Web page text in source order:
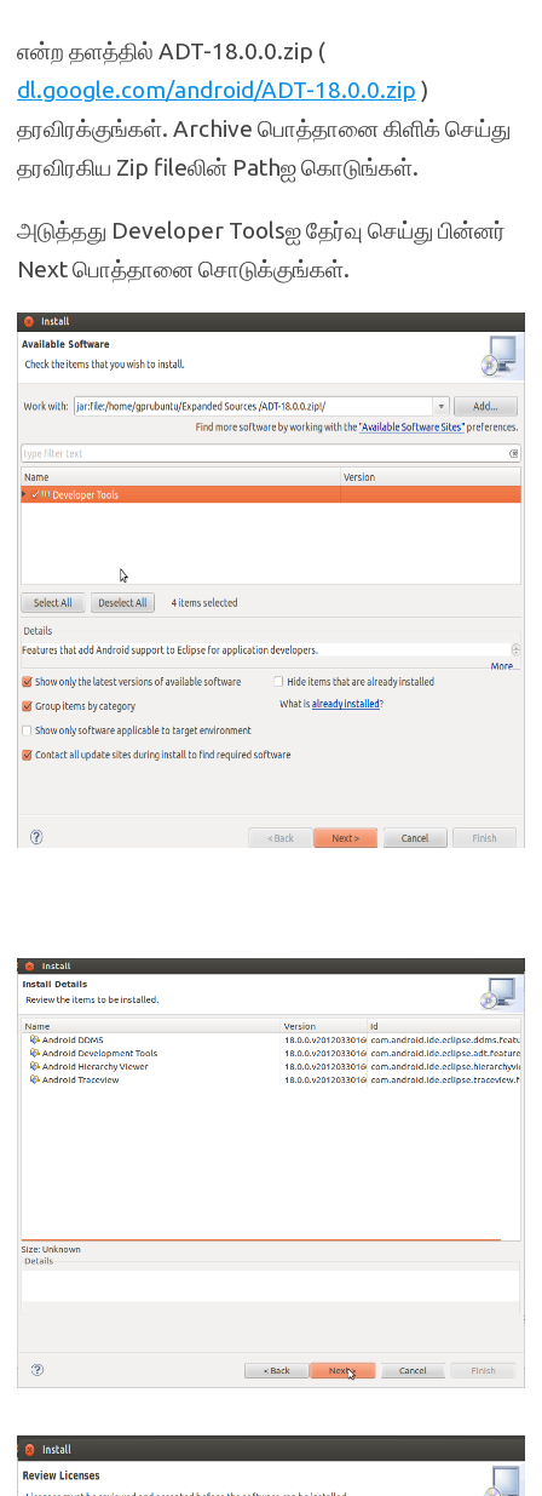
என்ற தளத்தில் ADT-18.0.0.zip (
dl.google.com/android/ADT-18.0.0.zip )
தரவிரக்குங்கள். Archive பொத்தானை கிளிக் செய்து
தரவிரகிய Zip fileலின் Pathஐ கொடுங்கள்.
அடுத்தது Developer Toolsஐ தேர்வு செய்து பின்னர்
Next பொத்தானை சொடுக்குங்கள்.